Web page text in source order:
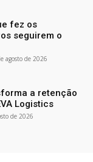
fez os
seguirem o
agosto de 2026
a retenção
Logistics
de 2026